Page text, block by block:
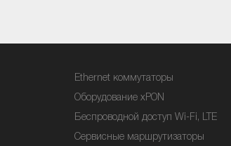
Ethernet коммутаторы
Оборудование xPON
Беспроводной доступ Wi-Fi, LTE
Сервисные маршрутизаторы